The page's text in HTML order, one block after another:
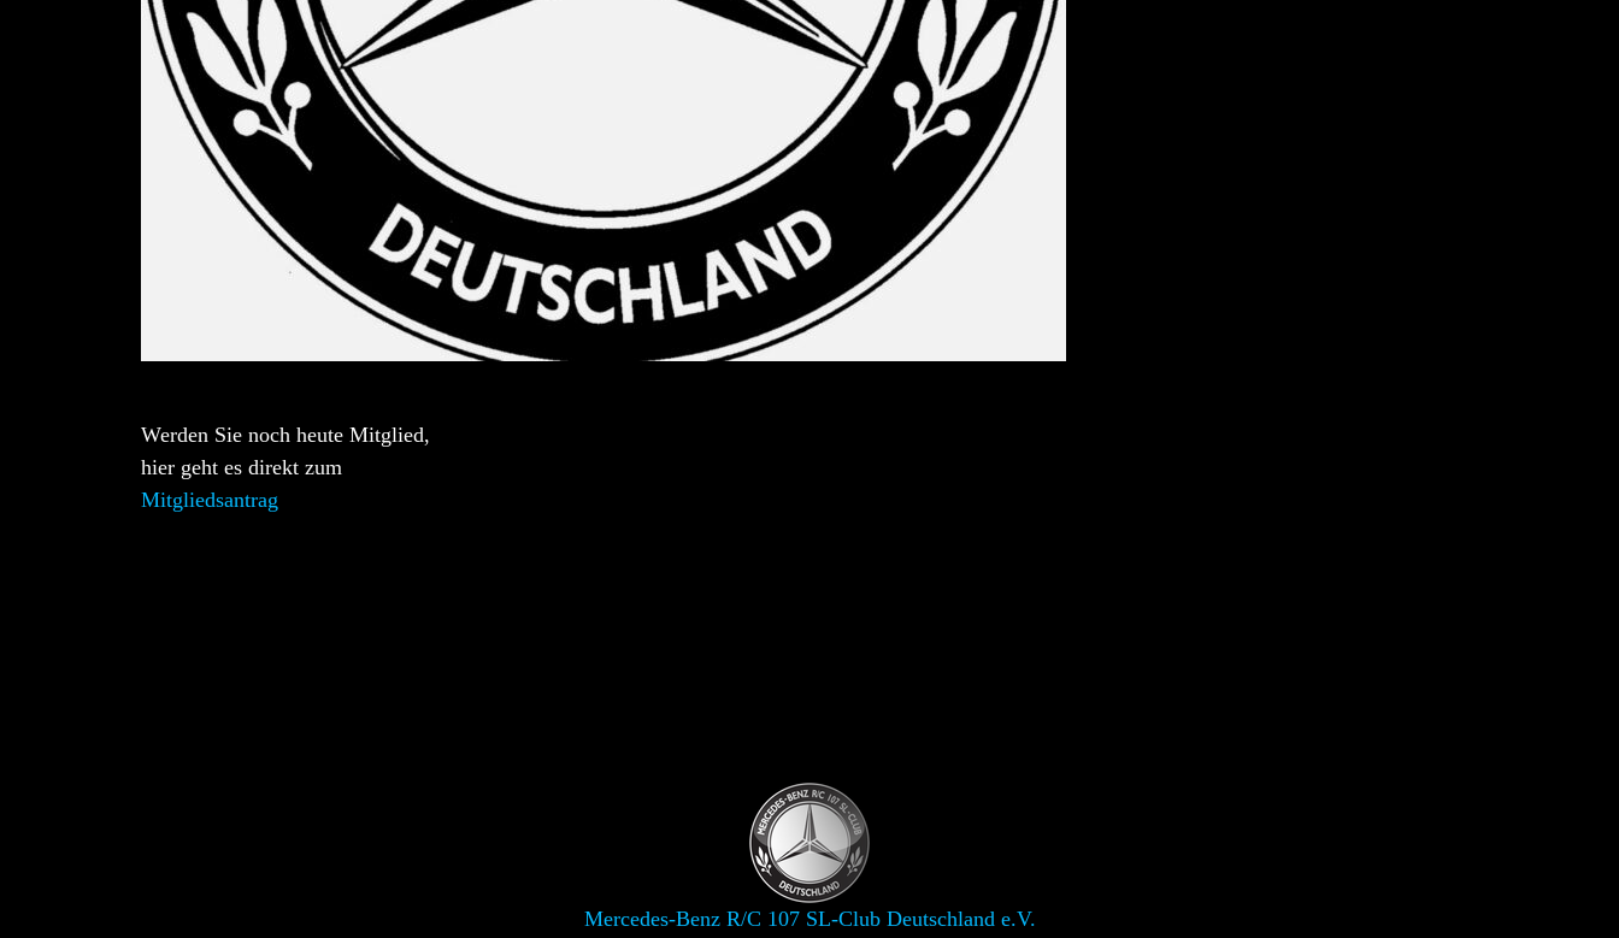
Werden Sie noch heute Mitglied,
hier geht es direkt zum
Mitgliedsantrag
Mercedes-Benz R/C 107 SL-Club Deutschland e.V.